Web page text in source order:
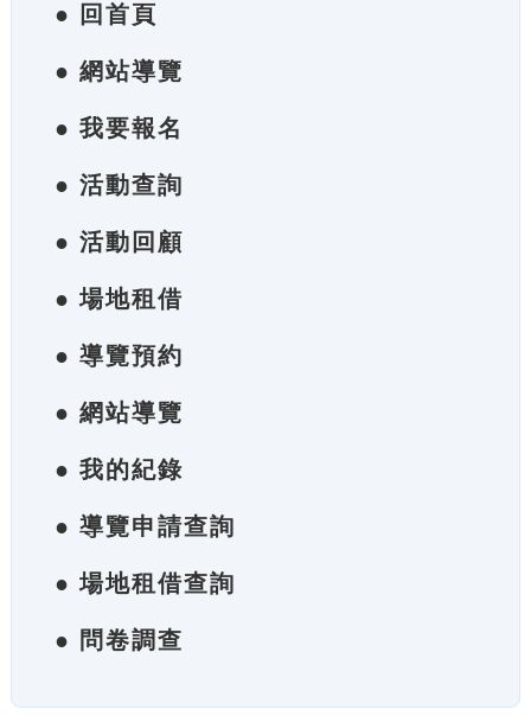
● 回首頁
● 網站導覽
● 我要報名
● 活動查詢
● 活動回顧
● 場地租借
● 導覽預約
● 網站導覽
● 我的紀錄
● 導覽申請查詢
● 場地租借查詢
● 問卷調查